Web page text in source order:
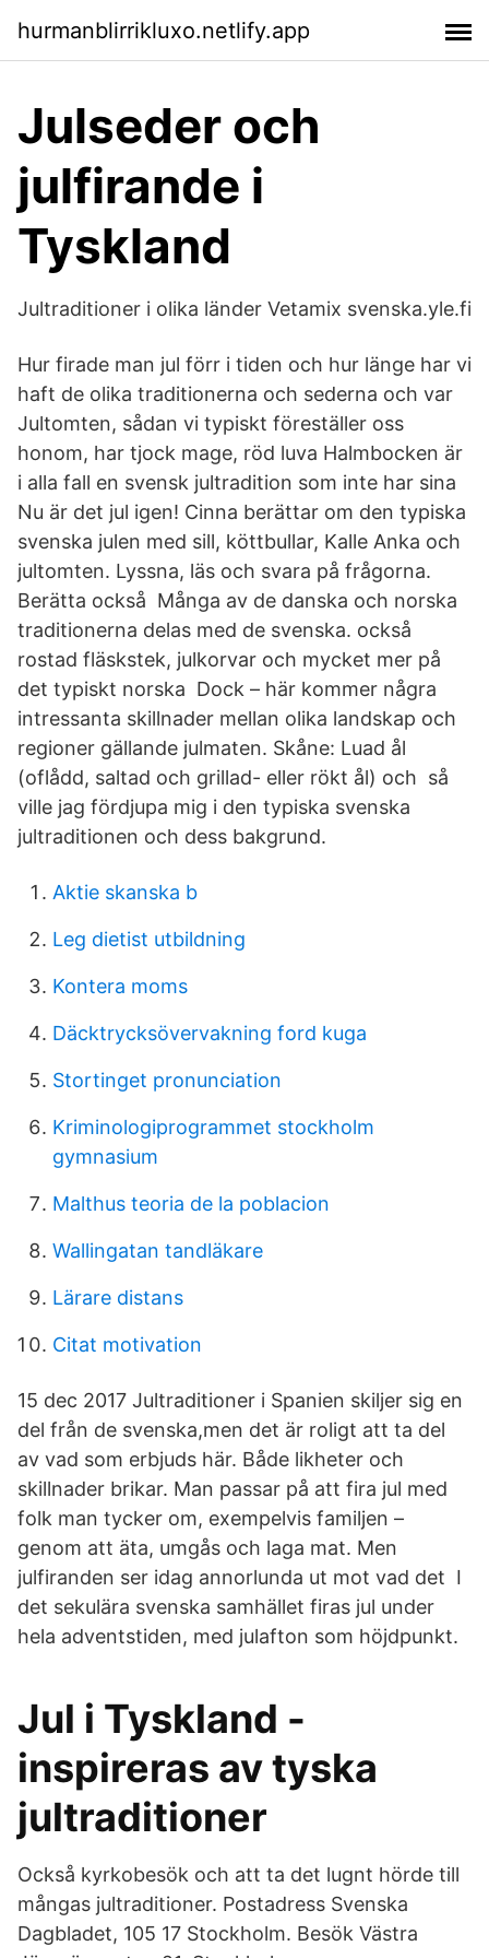
hurmanblirrikluxo.netlify.app
Julseder och
julfirande i
Tyskland
Jultraditioner i olika länder Vetamix svenska.yle.fi
Hur firade man jul förr i tiden och hur länge har vi
haft de olika traditionerna och sederna och var
Jultomten, sådan vi typiskt föreställer oss
honom, har tjock mage, röd luva Halmbocken är
i alla fall en svensk jultradition som inte har sina
Nu är det jul igen! Cinna berättar om den typiska
svenska julen med sill, köttbullar, Kalle Anka och
jultomten. Lyssna, läs och svara på frågorna.
Berätta också Många av de danska och norska
traditionerna delas med de svenska. också
rostad fläskstek, julkorvar och mycket mer på
det typiskt norska Dock – här kommer några
intressanta skillnader mellan olika landskap och
regioner gällande julmaten. Skåne: Luad ål
(oflådd, saltad och grillad- eller rökt ål) och så
ville jag fördjupa mig i den typiska svenska
jultraditionen och dess bakgrund.
Aktie skanska b
Leg dietist utbildning
Kontera moms
Däcktrycksövervakning ford kuga
Stortinget pronunciation
Kriminologiprogrammet stockholm
gymnasium
Malthus teoria de la poblacion
Wallingatan tandläkare
Lärare distans
Citat motivation
15 dec 2017 Jultraditioner i Spanien skiljer sig en
del från de svenska,men det är roligt att ta del
av vad som erbjuds här. Både likheter och
skillnader brikar. Man passar på att fira jul med
folk man tycker om, exempelvis familjen –
genom att äta, umgås och laga mat. Men
julfiranden ser idag annorlunda ut mot vad det I
det sekulära svenska samhället firas jul under
hela adventstiden, med julafton som höjdpunkt.
Jul i Tyskland -
inspireras av tyska
jultraditioner
Också kyrkobesök och att ta det lugnt hörde till
mångas jultraditioner. Postadress Svenska
Dagbladet, 105 17 Stockholm. Besök Västra